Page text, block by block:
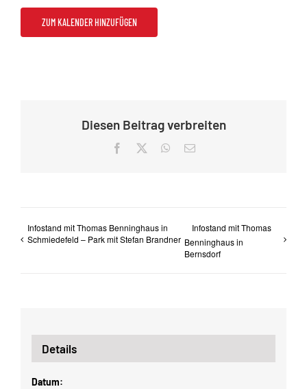
ZUM KALENDER HINZUFÜGEN
Diesen Beitrag verbreiten
Facebook WhatsApp
E-
Infostand mit Thomas Benninghaus in
Schmiedefeld – Park mit Stefan Brandner
Infostand mit Thomas
Benninghaus in
Bernsdorf
Details
Datum: